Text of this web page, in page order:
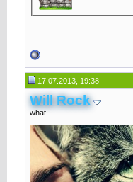
17.07.2013, 19:38
Will Rock
what